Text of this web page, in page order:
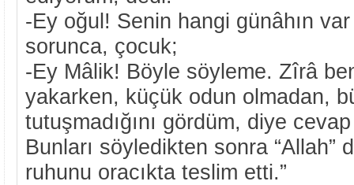
-Ey oğul! Senin hangi günâhın
sorunca, çocuk;
-Ey Mâlik! Böyle söyleme. Zîrâ
yakarken, küçük odun olmadan,
tutuşmadığını gördüm, diye
Bunları söyledikten sonra “Allah”
ruhunu oracıkta teslim etti.”